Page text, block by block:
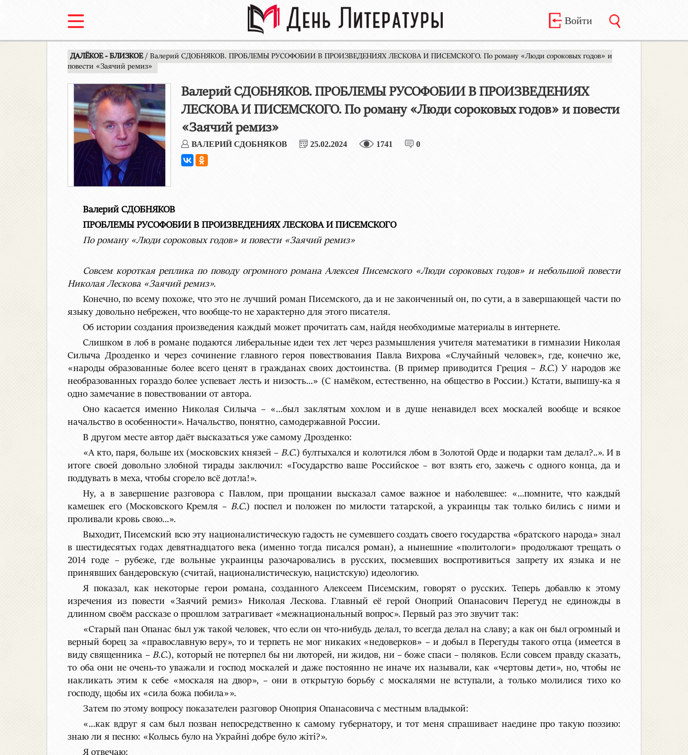
Войти
ДАЛЁКОЕ - БЛИЗКОЕ / Валерий СДОБНЯКОВ. ПРОБЛЕМЫ РУСОФОБИИ В ПРОИЗВЕДЕНИЯХ ЛЕСКОВА И ПИСЕМСКОГО. По роману «Люди сороковых годов» и
повести «Заячий ремиз»
Валерий СДОБНЯКОВ. ПРОБЛЕМЫ РУСОФОБИИ В ПРОИЗВЕДЕНИЯХ
ЛЕСКОВА И ПИСЕМСКОГО. По роману «Люди сороковых годов» и повести
«Заячий ремиз»
ВАЛЕРИЙ СДОБНЯКОВ 25.02.2024 1741 0
Валерий СДОБНЯКОВ
ПРОБЛЕМЫ РУСОФОБИИ В ПРОИЗВЕДЕНИЯХ ЛЕСКОВА И ПИСЕМСКОГО
По роману «Люди сороковых годов» и повести «Заячий ремиз»
Совсем короткая реплика по поводу огромного романа Алексея Писемского «Люди сороковых годов» и небольшой повести
Николая Лескова «Заячий ремиз».
Конечно, по всему похоже, что это не лучший роман Писемского, да и не законченный он, по сути, а в завершающей части по
языку довольно небрежен, что вообще-то не характерно для этого писателя.
Об истории создания произведения каждый может прочитать сам, найдя необходимые материалы в интернете.
Слишком в лоб в романе подаются либеральные идеи тех лет через размышления учителя математики в гимназии Николая
Силыча Дрозденко и через сочинение главного героя повествования Павла Вихрова «Случайный человек», где, конечно же,
«народы образованные более всего ценят в гражданах своих достоинства. (В пример приводится Греция –В.С.) У народов же
необразованных гораздо более успевает лесть и низость…» (С намёком, естественно, на общество в России.) Кстати, выпишу-ка я
одно замечание в повествовании от автора.
Оно касается именно Николая Силыча – «…был заклятым хохлом и в душе ненавидел всех москалей вообще и всякое
начальство в особенности». Начальство, понятно, самодержавной России.
В другом месте автор даёт высказаться уже самому Дрозденко:
«А кто, паря, больше их (московских князей –В.С.) бултыхался и колотился лбом в Золотой Орде и подарки там делал?..». И в
итоге своей довольно злобной тирады заключил: «Государство ваше Российское – вот взять его, зажечь с одного конца, да и
поддувать в меха, чтобы сгорело всё дотла!».
Ну, а в завершение разговора с Павлом, при прощании высказал самое важное и наболевшее: «…помните, что каждый
камешек его (Московского Кремля – В.С.) поспел и положен по милости татарской, а украинцы так только бились с ними и
проливали кровь свою…».
Выходит, Писемский всю эту националистическую гадость не сумевшего создать своего государства «братского народа» знал
в шестидесятых годах девятнадцатого века (именно тогда писался роман), а нынешние «политологи» продолжают трещать о
2014 годе – рубеже, где вольные украинцы разочаровались в русских, посмевших воспротивиться запрету их языка и не
принявших бандеровскую (считай, националистическую, нацистскую) идеологию.
Я показал, как некоторые герои романа, созданного Алексеем Писемским, говорят о русских. Теперь добавлю к этому
изречения из повести «Заячий ремиз» Николая Лескова. Главный её герой Оноприй Опанасович Перегуд не единожды в
длинном своём рассказе о прошлом затрагивает «межнациональный вопрос». Первый раз это звучит так:
«Старый пан Опанас был уж такой человек, что если он что-нибудь делал, то всегда делал на славу; а как он был огромный и
верный борец за «православную веру», то и терпеть не мог никаких «недоверков» – и добыл в Перегуды такого отца (имеется в
виду священника –В.С.), который не потерпел бы ни люторей, ни жидов, ни – боже спаси – поляков. Если совсем правду сказать,
то оба они не очень-то уважали и господ москалей и даже постоянно не иначе их называли, как «чертовы дети», но, чтобы не
накликать этим к себе «москаля на двор», – они в открытую борьбу с москалями не вступали, а только молилися тихо ко
господу, щобы их «сила божа побила»».
Затем по этому вопросу показателен разговор Оноприя Опанасовича с местным владыкой:
«…как вдруг я сам был позван непосредственно к самому губернатору, и тот меня спрашивает наедине про такую поэзию:
знаю ли я песню: «Колысь було на Украйнi добре було жiтi?».
Я отвечаю: